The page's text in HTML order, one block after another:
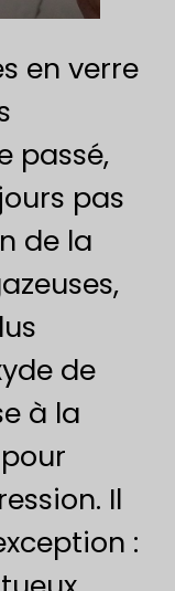
en verre
passé,
pas
de la
de
à la
Il
: